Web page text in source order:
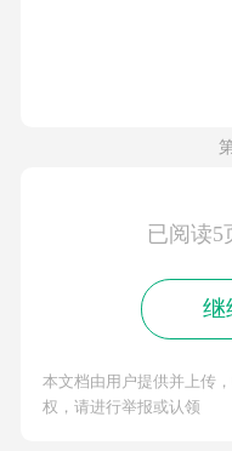
已阅读5
继
本文档由用户提供并上传
权，请进行举报或认领